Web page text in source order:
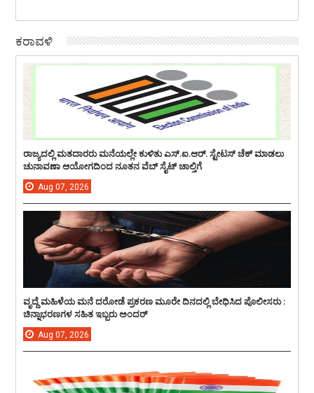
ಕರಾವಳಿ
ರಾಜ್ಯದಲ್ಲಿ ಮತದಾರರು ಮನೆಯಲ್ಲೇ ಕುಳಿತು ಎಸ್.ಐ.ಆರ್. ಸ್ಟೇಟಸ್ ಚೆಕ್ ಮಾಡಲು
ಚುನಾವಣಾ ಆಯೋಗದಿಂದ ನೂತನ ವೆಬ್ ಸೈಟ್ ಚಾಲ್ತಿಗೆ
Aug 07, 2026
ವೃದ್ದೆ ಮಹಿಳೆಯ ಮನೆ ದರೋಡೆ ಪ್ರಕರಣ ಮೂರೇ ದಿನದಲ್ಲಿ ಬೇಧಿಸಿದ ಪೊಲೀಸರು :
ಚಿನ್ನಾಭರಣಗಳ ಸಹಿತ ಇಬ್ಬರು ಅಂದರ್
Aug 07, 2026